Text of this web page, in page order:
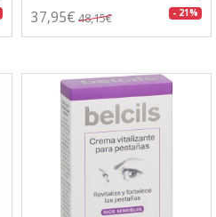
37,95€ 48,15€ - 21%